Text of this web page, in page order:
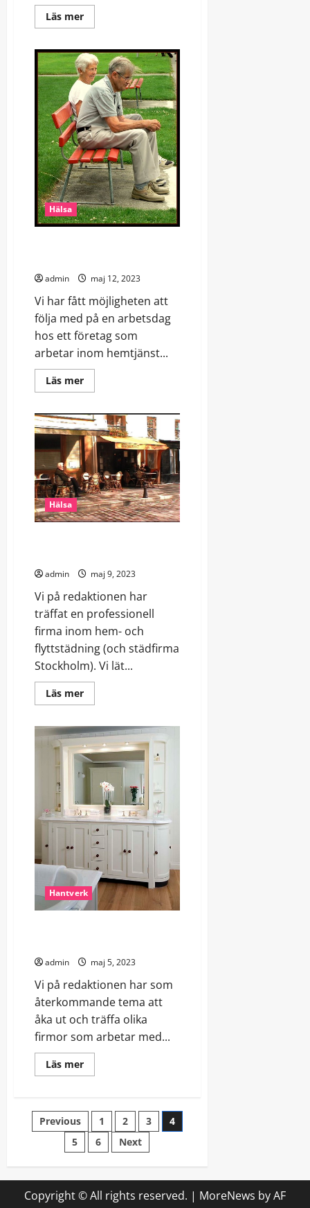
Läs merRead
more
av
sommaren
genom
gymträning
Hälsa
admin maj 12, 2023
Vi har fått möjligheten att
följa med på en arbetsdag
hos ett företag som
arbetar inom hemtjänst...
Läs merRead
more
i
vardagen!
Om
äldrevård
och
annat
Hälsa
admin maj 9, 2023
Vi på redaktionen har
träffat en professionell
firma inom hem- och
flyttstädning (och städfirma
Stockholm). Vi lät...
Läs merRead
more
låter
städfirman
berätta
om
sig
själva!
Hantverk
admin maj 5, 2023
Vi på redaktionen har som
återkommande tema att
åka ut och träffa olika
firmor som arbetar med...
Läs merRead
more
budget
skapar
resultatet!
Sidnumrering
inlägg
Previous 1 2 3
4
5
6 Next
Copyright © All rights reserved. | MoreNews by AF